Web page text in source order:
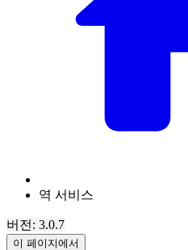
역 서비스
버전: 3.0.7
이 페이지에서